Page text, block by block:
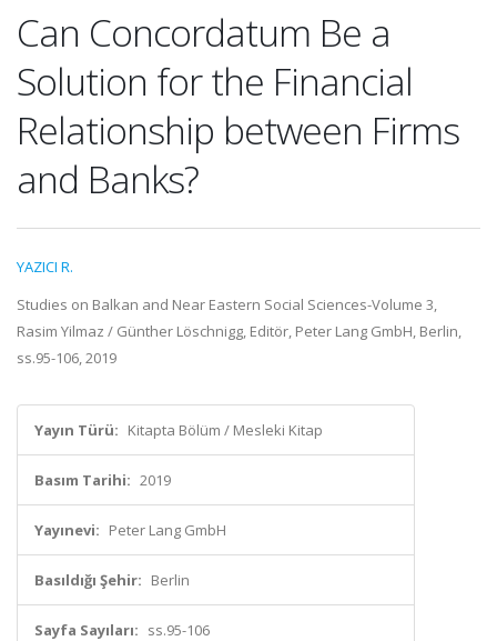
Can Concordatum Be a
Solution for the Financial
Relationship between Firms
and Banks?
YAZICI R.
Studies on Balkan and Near Eastern Social Sciences-Volume 3,
Rasim Yilmaz / Günther Löschnigg, Editör, Peter Lang GmbH, Berlin,
ss.95-106, 2019
Yayın Türü: Kitapta Bölüm / Mesleki Kitap
Basım Tarihi: 2019
Yayınevi: Peter Lang GmbH
Basıldığı Şehir: Berlin
Sayfa Sayıları: ss.95-106